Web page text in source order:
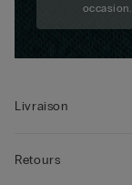
occasion.
Livraison
Retours